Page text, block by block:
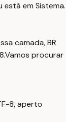
em Sistema.
camada, BR
procurar
8, aperto